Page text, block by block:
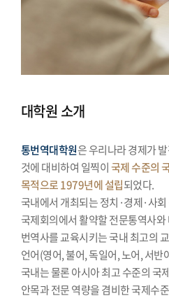
대학원 소개
통번역대학원은 우리나라 경제가
것에 대비하여 일찍이국제 수준의
목적으로 1979년에 설립되었다.
국내에서 개최되는 정치·경제·사
국제회의에서 활약할 전문통역사
번역사를 교육시키는 국내 최고의
언어(영어, 불어, 독일어, 노어, 서
국내는 물론 아시아 최고 수준의 국
안목과 전문 역량을 겸비한 국제수